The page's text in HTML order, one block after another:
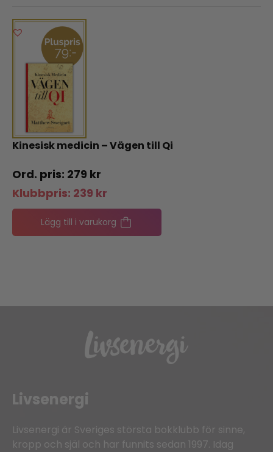
Kinesisk medicin – Vägen till Qi
279 kr
Klubbpris: 239 kr
Lägg till i varukorg
Livsenergi
Livsenergi är Sveriges största bokklubb för sinne,
kropp och själ och har funnits sedan 1997. Idag